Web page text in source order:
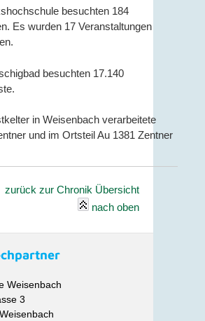
besuchten 184
Es wurden 17 Veranstaltungen
besuchten 17.140
in Weisenbach verarbeitete
und im Ortsteil Au 1381 Zentner
zurück zur Chronik Übersicht
nach oben
Weisenbach
3